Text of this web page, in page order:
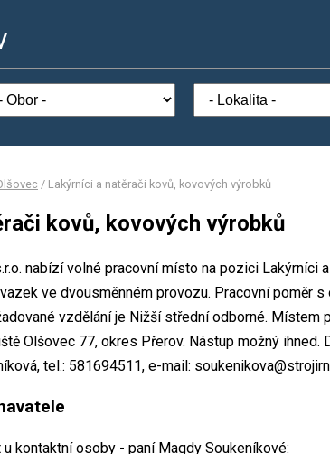
/ Lakýrníci a natěrači kovů, kovových výrobků
kovů, kovových výrobků
nabízí volné pracovní místo na pozici Lakýrníci
ve dvousměnném provozu. Pracovní poměr
vzdělání je Nižší střední odborné. Místem
Olšovec 77, okres Přerov. Nástup možný ihned.
tel.: 581694511, e-mail:
kontaktní osoby - paní Magdy Soukeníkové: